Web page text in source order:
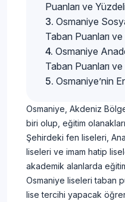
Puanları ve
Osmaniye
Taban Puanları
Osmaniye
Taban Puanları
Osmaniye’nin
Osmaniye, Akdeniz
biri olup, eğitim
Şehirdeki fen liseleri,
liseleri ve imam hatip
akademik alanlarda
Osmaniye liseleri taban
lise tercihi yapacak